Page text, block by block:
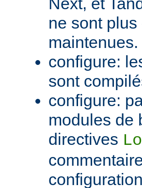
ne sont
maintenues.
configure:
sont
configure:
modules de
directives